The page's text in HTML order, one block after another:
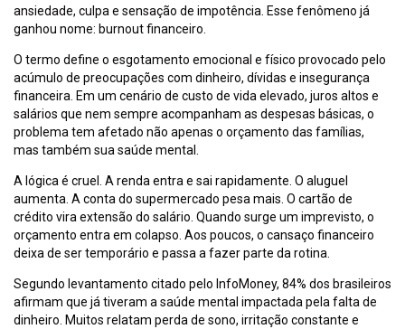
ansiedade, culpa e sensação de impotência. Esse fenômeno já
ganhou nome: burnout financeiro.
O termo define o esgotamento emocional e físico provocado pelo
acúmulo de preocupações com dinheiro, dívidas e insegurança
financeira. Em um cenário de custo de vida elevado, juros altos e
salários que nem sempre acompanham as despesas básicas, o
problema tem afetado não apenas o orçamento das famílias,
mas também sua saúde mental.
A lógica é cruel. A renda entra e sai rapidamente. O aluguel
aumenta. A conta do supermercado pesa mais. O cartão de
crédito vira extensão do salário. Quando surge um imprevisto, o
orçamento entra em colapso. Aos poucos, o cansaço financeiro
deixa de ser temporário e passa a fazer parte da rotina.
Segundo levantamento citado pelo InfoMoney, 84% dos brasileiros
afirmam que já tiveram a saúde mental impactada pela falta de
dinheiro. Muitos relatam perda de sono, irritação constante e